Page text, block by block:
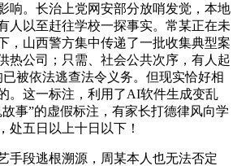
。长治上党网安部分放哨发觉，本地
人以至赶往学校一探事实。常某正在未
，山西警方集中传递了一批收集典型案
热公司；只需、社会公共次序，有人起
被依法逃查法令义务。但现实恰好相
。这一标注，利用了AI软件生成变乱
事”的虚假标注，有家长打德律风向学
处五日以上十日以下！
段逃根溯源，周某本人也无法否定